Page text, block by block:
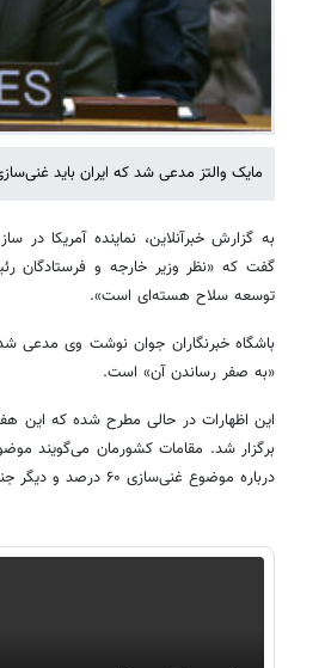
مایک والتز مدعی شد که ایران باید
به گزارش خبرآنلاین، نماینده آمریکا در
گفت که «نظر وزیر خارجه و فرستادگان
توسعه سلاح هسته‌ای است».
باشگاه خبرنگاران جوان نوشت وی مدعی
«به صفر رساندن آن» است.
این اظهارات در حالی مطرح شده که این
برگزار شد. مقامات کشورمان می‌گویند
درباره موضوع غنی‌سازی ۶۰ درصد و دیگر جنبه‌های برنامه صلح‌آمیز هسته‌ای خود، با طرف آمریکایی گفت‌وگو کند.